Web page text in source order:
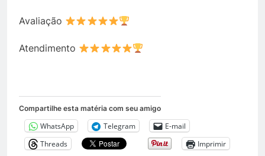
Avaliação
Atendimento
Compartilhe esta matéria com seu amigo
WhatsApp Telegram
E-mail
Threads
Imprimir